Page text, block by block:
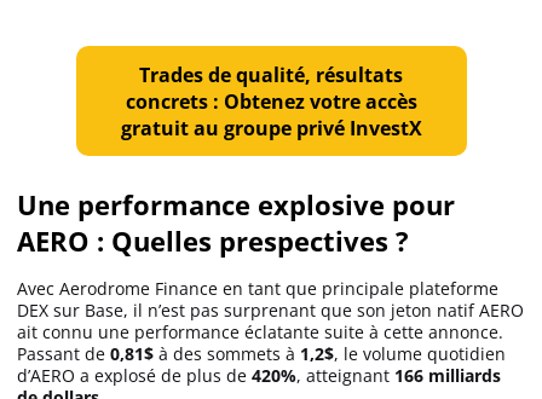
Trades de qualité, résultats
concrets : Obtenez votre accès
gratuit au groupe privé InvestX
Une performance explosive pour
AERO : Quelles prespectives ?
Avec Aerodrome Finance en tant que principale plateforme
DEX sur Base, il n’est pas surprenant que son jeton natif AERO
ait connu une performance éclatante suite à cette annonce.
Passant de 0,81$ à des sommets à 1,2$, le volume quotidien
d’AERO a explosé de plus de 420%, atteignant 166 milliards